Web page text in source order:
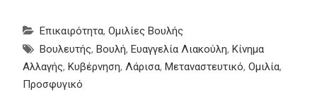
Επικαιρότητα, Ομιλίες Βουλής
Βουλευτής, Βουλή, Ευαγγελία Λιακούλη, Κίνημα
Αλλαγής, Κυβέρνηση, Λάρισα, Μεταναστευτικό, Ομιλία,
Προσφυγικό